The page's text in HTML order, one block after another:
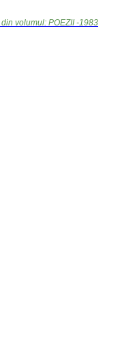
din volumul: POEZII -1983